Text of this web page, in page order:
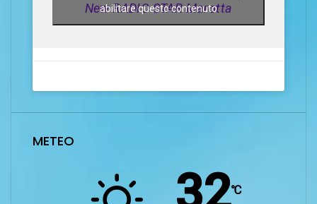
New RADIO STAR Marotta
abilitare questo contenuto
METEO
℃